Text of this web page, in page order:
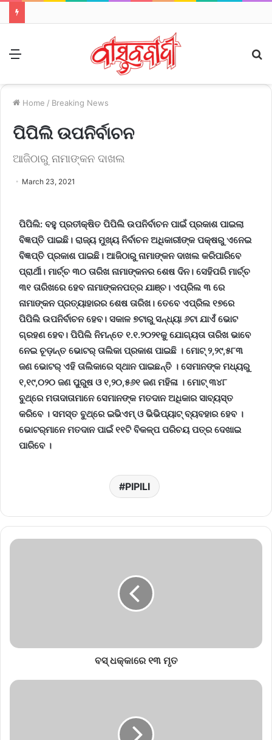
Home / Breaking News
ପିପିଲି ଉପନିର୍ବାଚନ
ଆଜିଠାରୁ ନାମାଙ୍କନ ଦାଖଲ
March 23, 2021
ପିପିଲି: ବହୁ ପ୍ରତୀକ୍ଷିତ ପିପିଲି ଉପନିର୍ବାଚନ ପାଇଁ ପ୍ରକାଶ ପାଇଲା
ବିଜ୍ଞପ୍ତି ପାଇଛି। ରାଜ୍ୟ ମୁଖ୍ୟ ନିର୍ବାଚନ ଅଧିକାରୀଙ୍କ ପକ୍ଷରୁ ଏନେଇ
ବିଜ୍ଞପ୍ତି ପ୍ରକାଶ ପାଇଛି। ଆଜିଠାରୁ ନାମାଙ୍କନ ଦାଖଲ କରିପାରିବେ
ପ୍ରାର୍ଥୀ। ମାର୍ଚ୍ଚ ୩୦ ତାରିଖ ନାମାଙ୍କନର ଶେଷ ଦିନ। ସେହିପରି ମାର୍ଚ୍ଚ
୩୧ ତାରିଖରେ ହେବ ନାମାଙ୍କନପତ୍ର ଯାଞ୍ଚ। ଏପ୍ରିଲ ୩ ରେ
ନାମାଙ୍କନ ପ୍ରତ୍ୟାହାରର ଶେଷ ତାରିଖ। ତେବେ ଏପ୍ରିଲ ୧୭ରେ
ପିପିଲି ଉପନିର୍ବାଚନ ହେବ। ସକାଳ ୭ଟାରୁ ସନ୍ଧ୍ୟା ୬ଟା ଯାଏଁ ଭୋଟ
ଗ୍ରହଣ ହେବ। ପିପିଲି ନିମନ୍ତେ ୧.୧.୨୦୨୧କୁ ଯୋଗ୍ୟତା ତାରିଖ ଭାବେ
ନେଇ ଚୂଡ଼ାନ୍ତ ଭୋଟର୍‌ ତାଲିକା ପ୍ରକାଶ ପାଇଛି । ମୋଟ୍‌ ୨,୨୯,୫୮୩
ଜଣ ଭୋଟର୍‌ ଏହି ତାଲିକାରେ ସ୍ଥାନ ପାଇଛନ୍ତି । ସେମାନଙ୍କ ମଧ୍ୟରୁ
୧,୧୯,୦୨୦ ଜଣ ପୁରୁଷ ଓ ୧,୨୦,୫୬୧ ଜଣ ମହିଳା । ମୋଟ୍‌ ୩୪୮
ବୁଥ୍‌ରେ ମତାଦାତାମାନେ ସେମାନଙ୍କ ମତଦାନ ଅଧିକାର ସାବ୍ୟସ୍ତ
କରିବେ । ସମସ୍ତ ବୁଥ୍‌ରେ ଇଭିଏମ୍‌ ଓ ଭିଭିପ୍ୟାଟ୍‌ ବ୍ୟବହାର ହେବ ।
ଭୋଟର୍‌ମାନେ ମତଦାନ ପ‌ାଇଁ ୧୧ଟି ବିକଳ୍ପ ପରିଚୟ ପତ୍ର ଦେଖାଇ
ପାରିବେ ।
PIPILI
ବସ୍‌ ଧକ୍କାରେ ୧୩ ମୃତ